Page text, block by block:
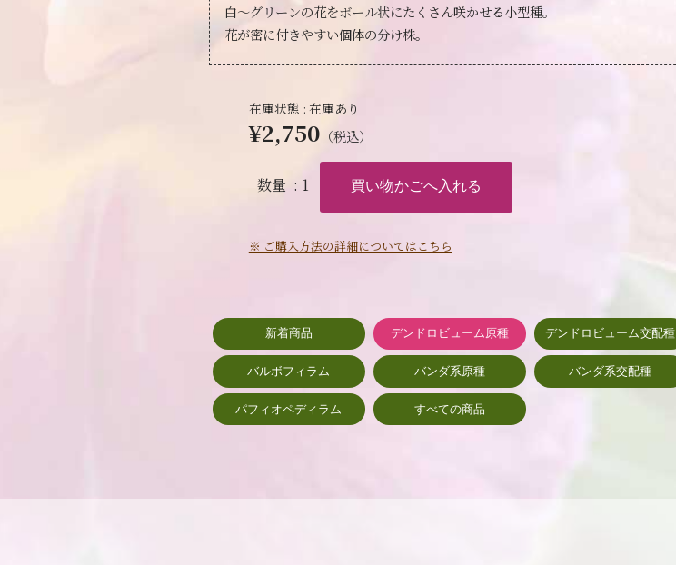
白～グリーンの花をボール状にたくさん咲かせる小型種。
花が密に付きやすい個体の分け株。
在庫状態 : 在庫あり
¥2,750 （税込）
数量 : 1
※ ご購入方法の詳細についてはこちら
新着商品 デンドロビューム原種 デンドロビューム交配種
バルボフィラム バンダ系原種 バンダ系交配種
パフィオペディラム すべての商品